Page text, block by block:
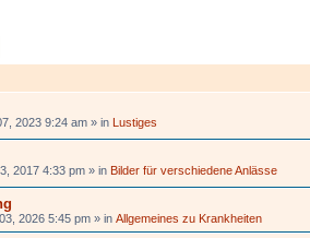
2023 9:24 am » in Lustiges
2017 4:33 pm » in Bilder für verschiedene Anlässe
2026 5:45 pm » in Allgemeines zu Krankheiten